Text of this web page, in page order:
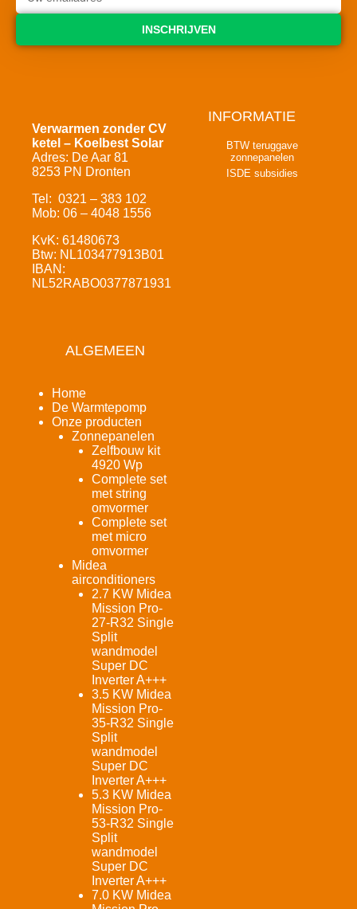
INSCHRIJVEN
Verwarmen zonder CV
ketel – Koelbest Solar
Adres: De Aar 81
8253 PN Dronten
Tel: 0321 – 383 102
Mob: 06 – 4048 1556
KvK: 61480673
Btw: NL103477913B01
IBAN:
NL52RABO0377871931
INFORMATIE
BTW teruggave
zonnepanelen
ISDE subsidies
ALGEMEEN
Home
De Warmtepomp
Onze producten
Zonnepanelen
Zelfbouw kit
4920 Wp
Complete set
met string
omvormer
Complete set
met micro
omvormer
Midea
airconditioners
2.7 KW Midea
Mission Pro-
27-R32 Single
Split
wandmodel
Super DC
Inverter A+++
3.5 KW Midea
Mission Pro-
35-R32 Single
Split
wandmodel
Super DC
Inverter A+++
5.3 KW Midea
Mission Pro-
53-R32 Single
Split
wandmodel
Super DC
Inverter A+++
7.0 KW Midea